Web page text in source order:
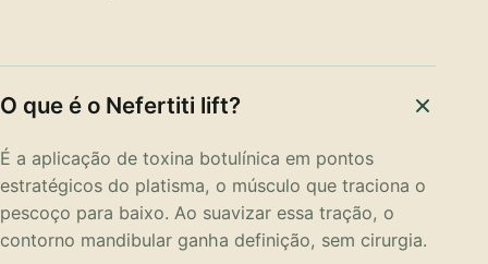
O que é o Nefertiti lift?
É a aplicação de toxina botulínica em pontos
estratégicos do platisma, o músculo que traciona o
pescoço para baixo. Ao suavizar essa tração, o
contorno mandibular ganha definição, sem cirurgia.